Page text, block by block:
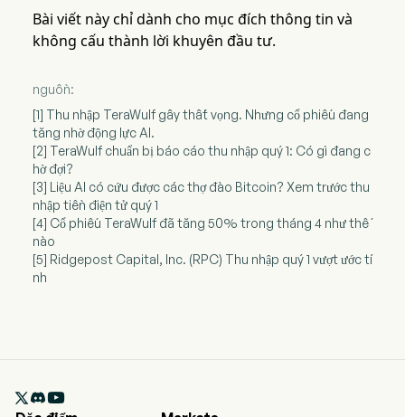
Bài viết này chỉ dành cho mục đích thông tin và
không cấu thành lời khuyên đầu tư.
nguồn:
[1] Thu nhập TeraWulf gây thất vọng. Nhưng cổ phiếu đang
tăng nhờ động lực AI.
[2] TeraWulf chuẩn bị báo cáo thu nhập quý 1: Có gì đang c
hờ đợi?
[3] Liệu AI có cứu được các thợ đào Bitcoin? Xem trước thu
nhập tiền điện tử quý 1
[4] Cổ phiếu TeraWulf đã tăng 50% trong tháng 4 như thế
nào
[5] Ridgepost Capital, Inc. (RPC) Thu nhập quý 1 vượt ước tí
nh
